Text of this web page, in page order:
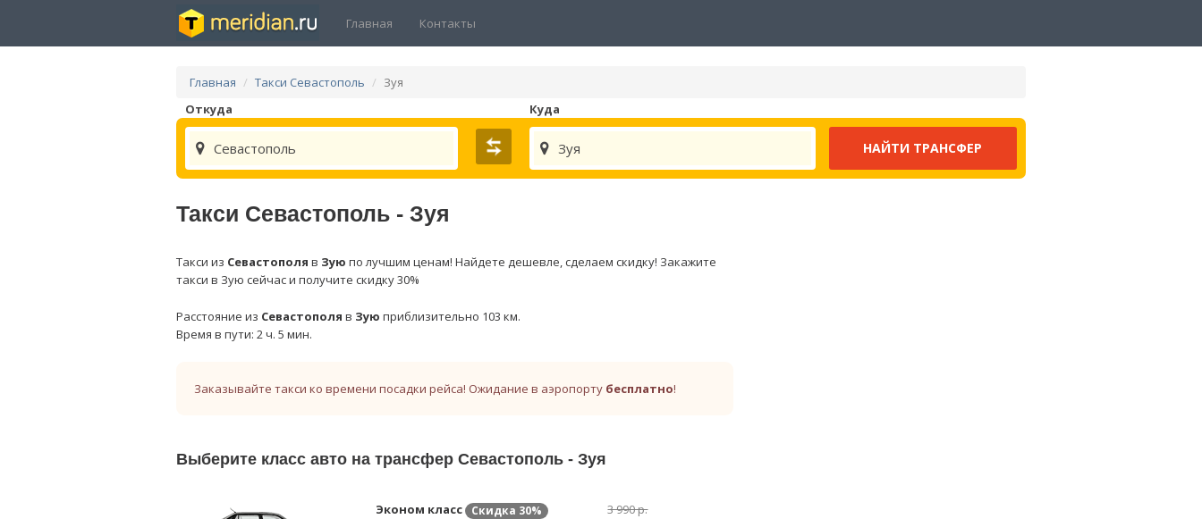
Главная Контакты
Главная Такси Севастополь
Зуя
Откуда
Севастополь
Куда
Зуя
Такси Севастополь - Зуя
Такси из Севастополя в Зую по лучшим ценам! Найдете дешевле, сделаем скидку! Закажите
такси в Зую сейчас и получите скидку 30%
Расстояние из Севастополя в Зую приблизительно 103 км.
Время в пути: 2 ч. 5 мин.
Заказывайте такси ко времени посадки рейса! Ожидание в аэропорту бесплатно!
Выберите класс авто на трансфер Севастополь - Зуя
Эконом класс Скидка 30% 3 990 р.